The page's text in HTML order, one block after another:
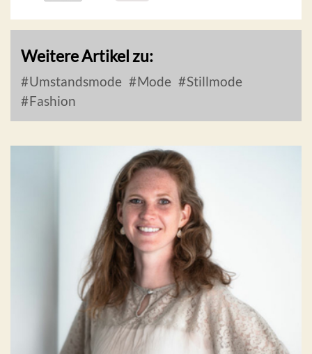
Weitere Artikel zu:
Umstandsmode Mode
Stillmode
Fashion